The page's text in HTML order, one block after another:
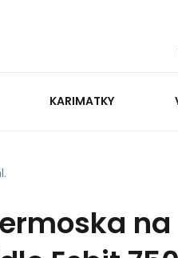
KARIMATKY
na